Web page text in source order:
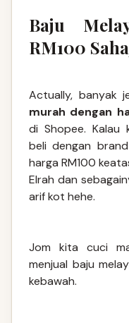
Baju
RM100
Actually, banyak
murah dengan
di Shopee. Kalau
beli dengan
harga RM100
Elrah dan
arif kot hehe.
Jom kita cuci
menjual baju
kebawah.